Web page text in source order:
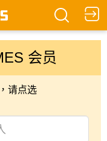
会员
请点选